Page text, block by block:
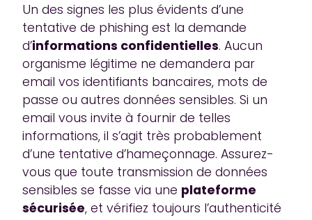
Un des signes les plus évidents d’une
tentative de phishing est la demande
d’informations confidentielles. Aucun
organisme légitime ne demandera par
email vos identifiants bancaires, mots de
passe ou autres données sensibles. Si un
email vous invite à fournir de telles
informations, il s’agit très probablement
d’une tentative d’hameçonnage. Assurez-
vous que toute transmission de données
sensibles se fasse via une plateforme
sécurisée, et vérifiez toujours l’authenticité